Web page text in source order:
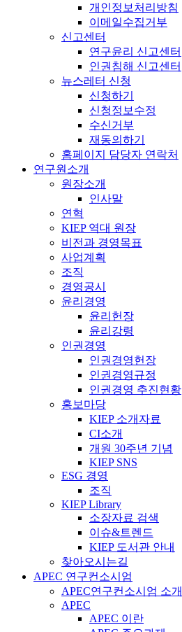
개인정보처리방침
이메일수집거부
신고센터
연구윤리 신고센터
인권침해 신고센터
뉴스레터 신청
신청하기
신청정보수정
수신거부
재동의하기
홈페이지 담당자 연락처
연구원소개
원장소개
인사말
연혁
KIEP 역대 원장
비전과 경영목표
사업계획
조직
경영공시
윤리경영
윤리헌장
윤리강령
인권경영
인권경영헌장
인권경영규정
인권경영 추진현황
홍보마당
KIEP 소개자료
CI소개
개원 30주년 기념
KIEP SNS
ESG 경영
조직
KIEP Library
소장자료 검색
이슈&트렌드
KIEP 도서관 안내
찾아오시는길
APEC 연구컨소시엄
APEC연구컨소시엄 소개
APEC
APEC 이란